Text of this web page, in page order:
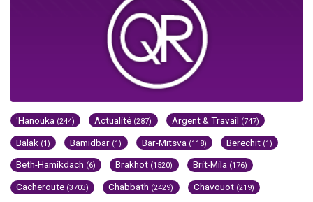
'Hanouka (244) Actualité (287) Argent & Travail (747)
Balak (1) Bamidbar (1) Bar-Mitsva (118) Berechit (1)
Beth-Hamikdach (6) Brakhot (1520) Brit-Mila (176)
Cacheroute (3703) Chabbath (2429) Chavouot (219)